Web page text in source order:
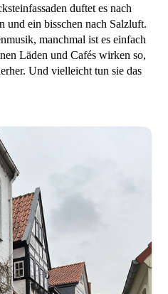
duftet es nach
und ein bisschen nach Salzluft.
manchmal ist es einfach
Läden und Cafés wirken so,
Und vielleicht tun sie das